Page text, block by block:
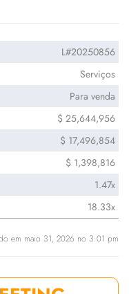
L#20250856
Serviços
Para venda
$ 25,644,956
$ 17,496,854
$ 1,398,816
1.47x
18.33x
em maio 31, 2026 no 3:01 pm